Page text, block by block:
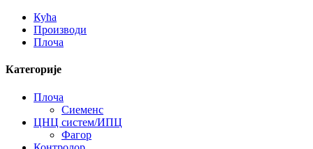
Кућа
Производи
Плоча
Категорије
Плоча
Сиеменс
ЦНЦ систем/ИПЦ
Фагор